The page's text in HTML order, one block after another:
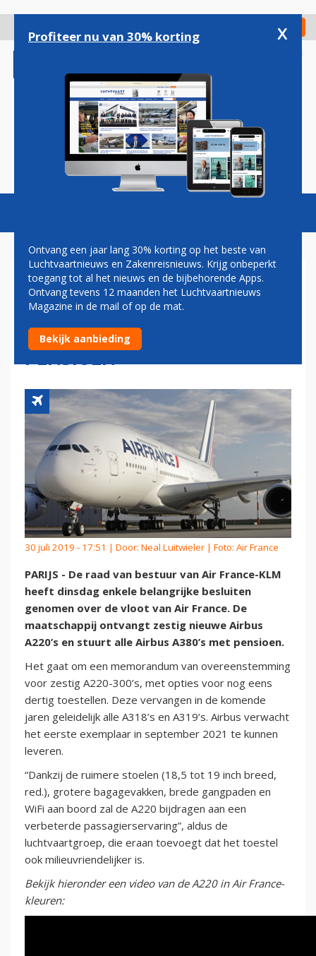
gaan
Check in
Magazine Podcasts Vacatures
AIR FRANCE-KLM BESTELT
ZESTIG AIRBUS A220'S EN
STUURT ALLE A380'S MET
PENSIOEN
30 juli 2019 - 17:51 | Door: Neal Luitwieler | Foto: Air France
PARIJS - De raad van bestuur van Air France-KLM
heeft dinsdag enkele belangrijke besluiten
genomen over de vloot van Air France. De
maatschappij ontvangt zestig nieuwe Airbus
A220’s en stuurt alle Airbus A380’s met pensioen.
Het gaat om een memorandum van overeenstemming
voor zestig A220-300’s, met opties voor nog eens
dertig toestellen. Deze vervangen in de komende
jaren geleidelijk alle A318’s en A319’s. Airbus verwacht
het eerste exemplaar in september 2021 te kunnen
leveren.
“Dankzij de ruimere stoelen (18,5 tot 19 inch breed,
red.), grotere bagagevakken, brede gangpaden en
WiFi aan boord zal de A220 bijdragen aan een
verbeterde passagierservaring”, aldus de
luchtvaartgroep, die eraan toevoegt dat het toestel
ook milieuvriendelijker is.
Bekijk hieronder een video van de A220 in Air France-
kleuren:
Profiteer nu van 30% korting x
Ontvang een jaar lang 30% korting op het beste van
Luchtvaartnieuws en Zakenreisnieuws. Krijg onbeperkt
toegang tot al het nieuws en de bijbehorende Apps.
Ontvang tevens 12 maanden het Luchtvaartnieuws
Magazine in de mail of op de mat.
Bekijk aanbieding